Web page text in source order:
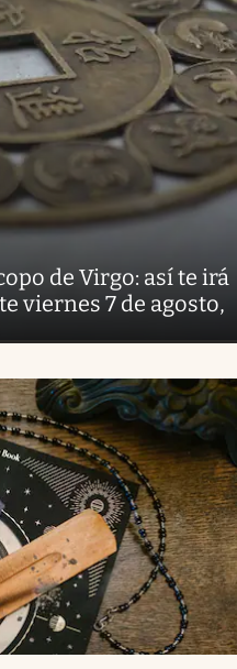
de Virgo: así te irá
viernes 7 de agosto,